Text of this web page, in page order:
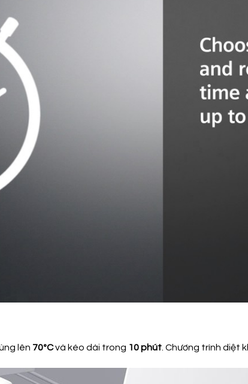
lên 70ºCvà kéo dài trong 10 phút . Chương trình diệt